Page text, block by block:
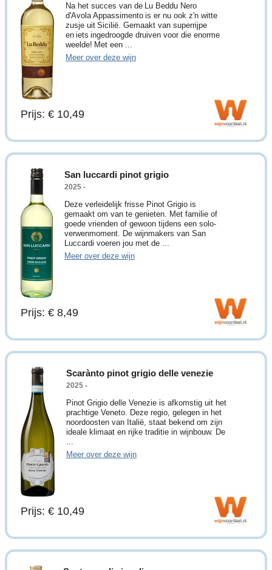
Na het succes van de Lu Beddu Nero
d'Avola Appassimento is er nu ook z'n witte
zusje uit Sicilië. Gemaakt van superrijpe
en iets ingedroogde druiven voor die enorme
weelde! Met een ...
Meer over deze wijn
Prijs: € 10,49
San luccardi pinot grigio
2025 -
Deze verleidelijk frisse Pinot Grigio is
gemaakt om van te genieten. Met familie of
goede vrienden of gewoon tijdens een solo-
verwenmoment. De wijnmakers van San
Luccardi voeren jou met de ...
Meer over deze wijn
Prijs: € 8,49
Scarànto pinot grigio delle venezie
2025 -
Pinot Grigio delle Venezie is afkomstig uit het
prachtige Veneto. Deze regio, gelegen in het
noordoosten van Italië, staat bekend om zijn
ideale klimaat en rijke traditie in wijnbouw. De
Meer over deze wijn
Prijs: € 10,49